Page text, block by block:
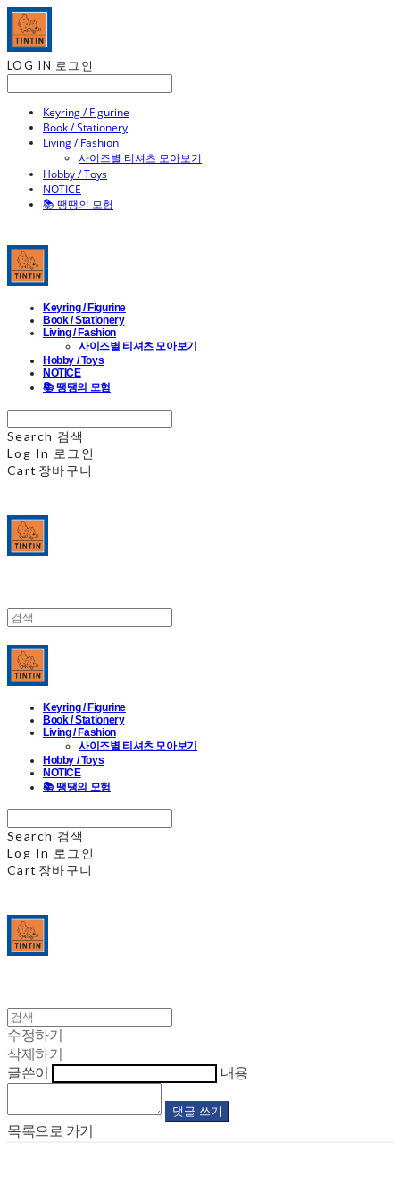
LOG IN 로그인
Keyring / Figurine
Book / Stationery
Living / Fashion
사이즈별 티셔츠 모아보기
Hobby / Toys
NOTICE
📚 땡땡의 모험
Keyring / Figurine
Book / Stationery
Living / Fashion
사이즈별 티셔츠 모아보기
Hobby / Toys
NOTICE
📚 땡땡의 모험
Search 검색
Log In 로그인
Cart 장바구니
Keyring / Figurine
Book / Stationery
Living / Fashion
사이즈별 티셔츠 모아보기
Hobby / Toys
NOTICE
📚 땡땡의 모험
Search 검색
Log In 로그인
Cart 장바구니
수정하기
삭제하기
글쓴이
내용
댓글 쓰기
목록으로 가기